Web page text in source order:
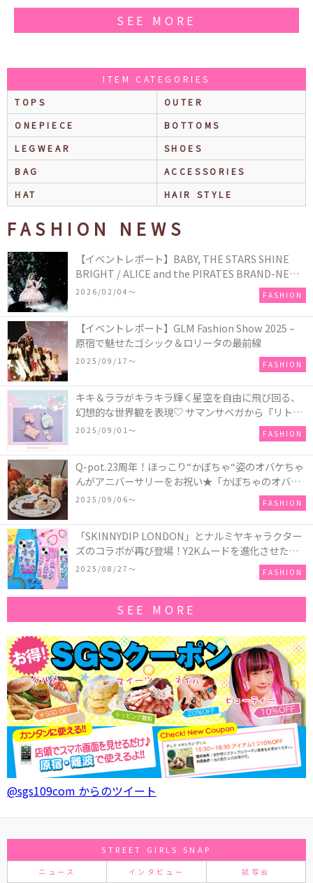
SEE MORE
ITEM CATEGORIES
TOPS
OUTER
ONEPIECE
BOTTOMS
LEGWEAR
SHOES
BAG
ACCESSORIES
HAT
HAIR STYLE
FASHION NEWS
【イベントレポート】BABY, THE STARS SHINE
BRIGHT / ALICE and the PIRATES BRAND-NEW
COLLECTION in TOKYO
2026/02/04〜 FASHION
【イベントレポート】GLM Fashion Show 2025 –
原宿で魅せたゴシック＆ロリータの最前線
2025/09/17〜 FASHION
キキ＆ララがキラキラ輝く星空を自由に飛び回る、
幻想的な世界観を表現♡ サマンサベガから『リトル
ツインスターズ』50周年アニバーサリーイヤー』を
2025/09/01〜 FASHION
Q-pot.23周年！ほっこり“かぼちゃ“姿のオバケちゃ
んがアニバーサリーをお祝い★「かぼちゃのオバケ
ーキアクセサリー」が新発売！Q-pot CAFE.では
「かぼちゃのオバケーキプレート」も登場
2025/09/06〜 FASHION
「SKINNYDIP LONDON」とナルミヤキャラクター
ズのコラボが再び登場！Y2Kムードを進化させた新
作コレクションを発売♪
2025/08/27〜 FASHION
SEE MORE
@sgs109com からのツイート
STREET GIRLS SNAP
ニュース インタビュー 試写会